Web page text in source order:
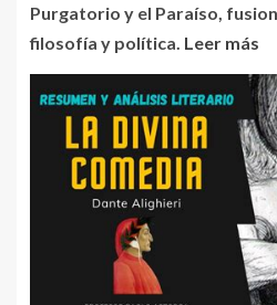
Purgatorio y el Paraíso,
filosofía y política. Leer más